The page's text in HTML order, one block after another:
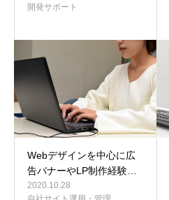
開発サポート
Webデザインを中心に広
告バナーやLP制作経験…
2020.10.28